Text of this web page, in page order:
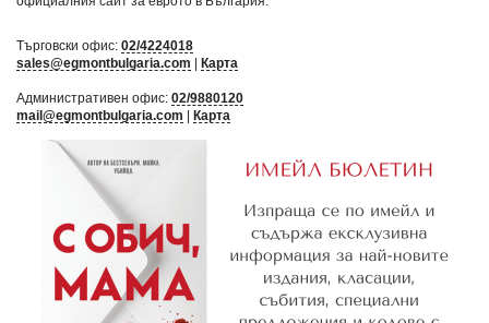
Търговски офис: 02/4224018
sales@egmontbulgaria.com
Карта
Административен офис: 02/9880120
mail@egmontbulgaria.com
Карта